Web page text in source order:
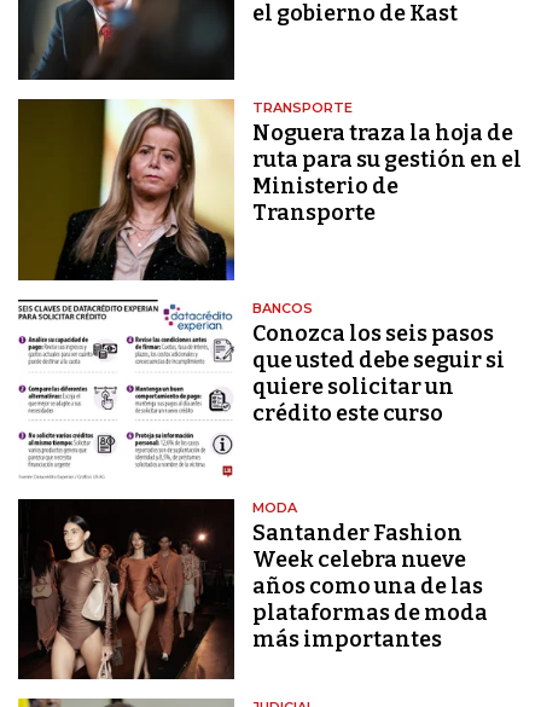
el gobierno de Kast
TRANSPORTE
Noguera traza la hoja de
ruta para su gestión en el
Ministerio de
Transporte
BANCOS
Conozca los seis pasos
que usted debe seguir si
quiere solicitar un
crédito este curso
MODA
Santander Fashion
Week celebra nueve
años como una de las
plataformas de moda
más importantes